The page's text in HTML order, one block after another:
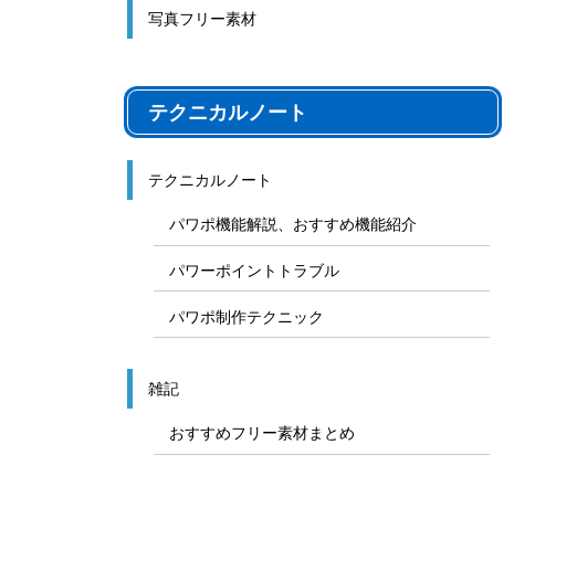
写真フリー素材
テクニカルノート
テクニカルノート
パワポ機能解説、おすすめ機能紹介
パワーポイントトラブル
パワポ制作テクニック
雑記
おすすめフリー素材まとめ